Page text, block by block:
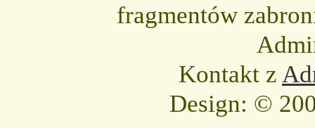
fragmentów
Kontakt z
Design: ©